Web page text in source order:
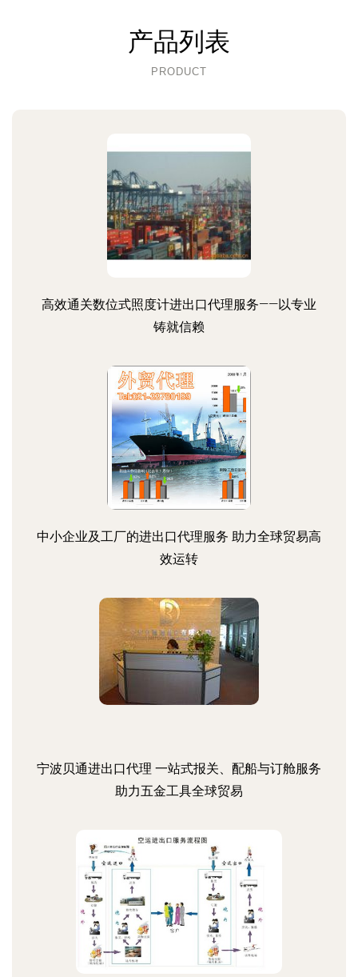
产品列表
PRODUCT
高效通关数位式照度计进出口代理服务——以专业
铸就信赖
中小企业及工厂的进出口代理服务 助力全球贸易高
效运转
宁波贝通进出口代理 一站式报关、配船与订舱服务
助力五金工具全球贸易